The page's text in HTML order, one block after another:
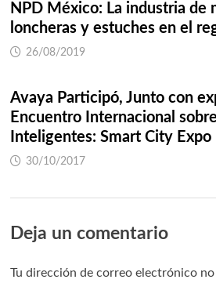
NPD México: La industria de
loncheras y estuches en el
26/08/2019
Avaya Participó, Junto con
Encuentro Internacional
Inteligentes: Smart City
30/10/2017
Deja un comentario
Tu dirección de correo electrónico